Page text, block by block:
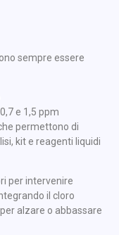
sempre essere
e 1,5 ppm
permettono di
kit e reagenti liquidi
per intervenire
il cloro
alzare o abbassare